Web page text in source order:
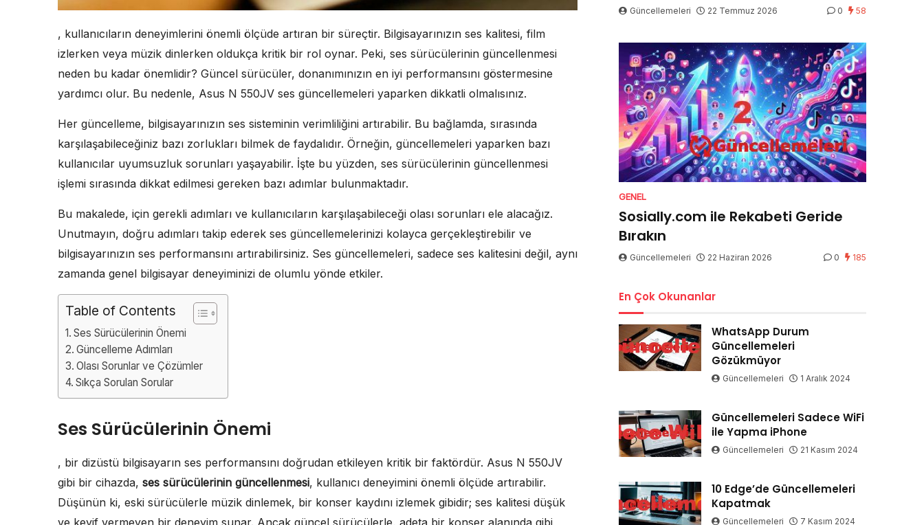
, kullanıcıların deneyimlerini önemli ölçüde artıran bir süreçtir. Bilgisayarınızın ses kalitesi, film
izlerken veya müzik dinlerken oldukça kritik bir rol oynar. Peki, ses sürücülerinin güncellenmesi
neden bu kadar önemlidir? Güncel sürücüler, donanımınızın en iyi performansını göstermesine
yardımcı olur. Bu nedenle, Asus N 550JV ses güncellemeleri yaparken dikkatli olmalısınız.
Her güncelleme, bilgisayarınızın ses sisteminin verimliliğini artırabilir. Bu bağlamda, sırasında
karşılaşabileceğiniz bazı zorlukları bilmek de faydalıdır. Örneğin, güncellemeleri yaparken bazı
kullanıcılar uyumsuzluk sorunları yaşayabilir. İşte bu yüzden, ses sürücülerinin güncellenmesi
işlemi sırasında dikkat edilmesi gereken bazı adımlar bulunmaktadır.
Bu makalede, için gerekli adımları ve kullanıcıların karşılaşabileceği olası sorunları ele alacağız.
Unutmayın, doğru adımları takip ederek ses güncellemelerinizi kolayca gerçekleştirebilir ve
bilgisayarınızın ses performansını artırabilirsiniz. Ses güncellemeleri, sadece ses kalitesini değil, aynı
zamanda genel bilgisayar deneyiminizi de olumlu yönde etkiler.
Table of Contents
Ses Sürücülerinin Önemi
Güncelleme Adımları
Olası Sorunlar ve Çözümler
Sıkça Sorulan Sorular
Ses Sürücülerinin Önemi
, bir dizüstü bilgisayarın ses performansını doğrudan etkileyen kritik bir faktördür. Asus N 550JV
gibi bir cihazda, ses sürücülerinin güncellenmesi, kullanıcı deneyimini önemli ölçüde artırabilir.
Düşünün ki, eski sürücülerle müzik dinlemek, bir konser kaydını izlemek gibidir; ses kalitesi düşük
ve keyif vermeyen bir deneyim sunar. Ancak güncel sürücülerle, adeta bir konser alanında gibi
Güncellemeleri 22 Temmuz 2026 0 58
GENEL
Sosially.com ile Rekabeti Geride
Bırakın
Güncellemeleri 22 Haziran 2026 0 185
En Çok Okunanlar
WhatsApp Durum
Güncellemeleri
Gözükmüyor
Güncellemeleri 1 Aralık 2024
Güncellemeleri Sadece WiFi
ile Yapma iPhone
Güncellemeleri 21 Kasım 2024
10 Edge’de Güncellemeleri
Kapatmak
Güncellemeleri 7 Kasım 2024